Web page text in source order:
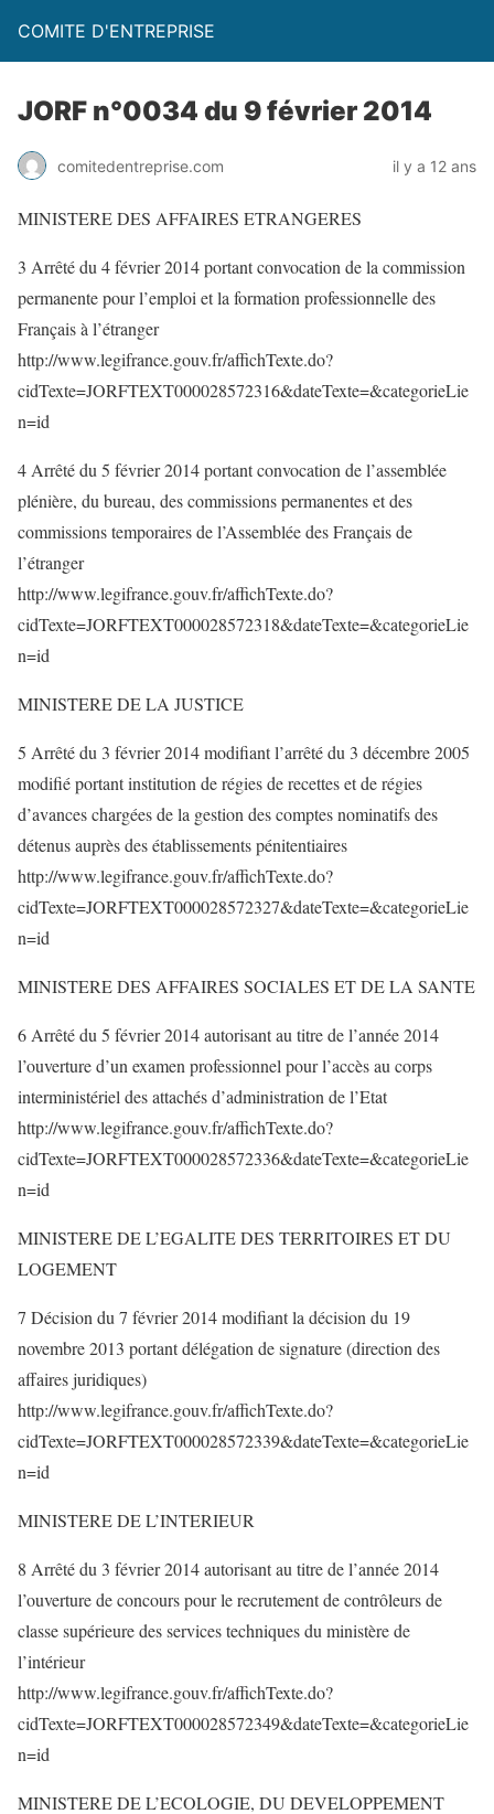
COMITE D'ENTREPRISE
JORF n°0034 du 9 février 2014
comitedentreprise.com il y a 12 ans
MINISTERE DES AFFAIRES ETRANGERES
3 Arrêté du 4 février 2014 portant convocation de la commission
permanente pour l’emploi et la formation professionnelle des
Français à l’étranger
http://www.legifrance.gouv.fr/affichTexte.do?
cidTexte=JORFTEXT000028572316&dateTexte=&categorieLie
n=id
4 Arrêté du 5 février 2014 portant convocation de l’assemblée
plénière, du bureau, des commissions permanentes et des
commissions temporaires de l’Assemblée des Français de
l’étranger
http://www.legifrance.gouv.fr/affichTexte.do?
cidTexte=JORFTEXT000028572318&dateTexte=&categorieLie
n=id
MINISTERE DE LA JUSTICE
5 Arrêté du 3 février 2014 modifiant l’arrêté du 3 décembre 2005
modifié portant institution de régies de recettes et de régies
d’avances chargées de la gestion des comptes nominatifs des
détenus auprès des établissements pénitentiaires
http://www.legifrance.gouv.fr/affichTexte.do?
cidTexte=JORFTEXT000028572327&dateTexte=&categorieLie
n=id
MINISTERE DES AFFAIRES SOCIALES ET DE LA SANTE
6 Arrêté du 5 février 2014 autorisant au titre de l’année 2014
l’ouverture d’un examen professionnel pour l’accès au corps
interministériel des attachés d’administration de l’Etat
http://www.legifrance.gouv.fr/affichTexte.do?
cidTexte=JORFTEXT000028572336&dateTexte=&categorieLie
n=id
MINISTERE DE L’EGALITE DES TERRITOIRES ET DU
LOGEMENT
7 Décision du 7 février 2014 modifiant la décision du 19
novembre 2013 portant délégation de signature (direction des
affaires juridiques)
http://www.legifrance.gouv.fr/affichTexte.do?
cidTexte=JORFTEXT000028572339&dateTexte=&categorieLie
n=id
MINISTERE DE L’INTERIEUR
8 Arrêté du 3 février 2014 autorisant au titre de l’année 2014
l’ouverture de concours pour le recrutement de contrôleurs de
classe supérieure des services techniques du ministère de
l’intérieur
http://www.legifrance.gouv.fr/affichTexte.do?
cidTexte=JORFTEXT000028572349&dateTexte=&categorieLie
n=id
MINISTERE DE L’ECOLOGIE, DU DEVELOPPEMENT